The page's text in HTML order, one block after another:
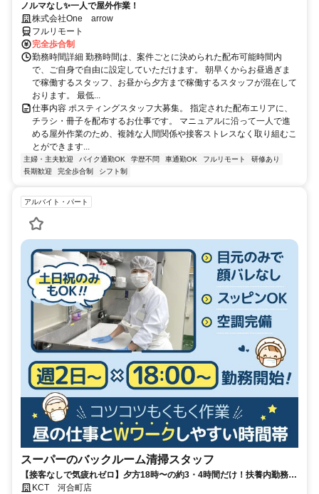
ノルマなし✨一人で屋外作業！
株式会社One arrow
フルリモート
完全歩合制
勤務時間詳細 勤務時間は、案件ごとに決められた配布可能時間内
で、ご自身で自由に設定していただけます。 朝早くからお昼過ぎま
で稼働するスタッフ、お昼から夕方まで稼働するスタッフが混在して
おります。 最低...
仕事内容 ポスティングスタッフ大募集。 指定された配布エリアに、
チラシ・冊子を配布するお仕事です。 マニュアルに沿って一人で進
める屋外作業のため、複雑な人間関係や接客ストレスなく取り組むこ
とができます...
主婦・主夫歓迎 バイク通勤OK 学歴不問 車通勤OK フルリモート
研修あり
長期歓迎
完全歩合制 シフト制
アルバイト・パート
スーパーのバックルーム清掃スタッフ
【接客なしで気疲れゼロ】夕方18時〜の約3・4時間だけ！扶養内勤務
OK/副業・WワークOK！ 週2～の短時間勤務！シフト融通抜群！
KCT 河合町店